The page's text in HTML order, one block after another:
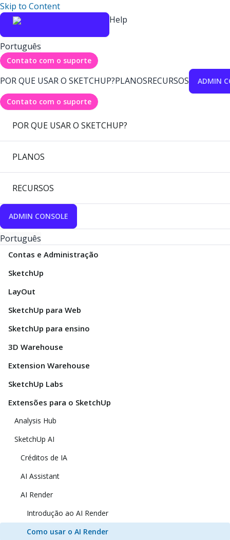
Skip to Content
Help
Português
Contato com o suporte
POR QUE USAR O SKETCHUP?PLANOSRECURSOS ADMIN
Contato com o suporte
POR QUE USAR O SKETCHUP?
PLANOS
RECURSOS
ADMIN CONSOLE
Português
Contas e Administração
SketchUp
LayOut
SketchUp para Web
SketchUp para ensino
3D Warehouse
Extension Warehouse
SketchUp Labs
Extensões para o SketchUp
Analysis Hub
SketchUp AI
Créditos de IA
AI Assistant
AI Render
Introdução ao AI Render
Como usar o AI Render